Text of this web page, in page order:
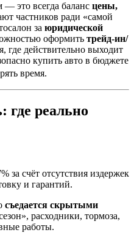
это всегда баланс цены,
частников ради «самой
за юридической
оформить трейд-ин/
где действительно выходит
купить авто в бюджете
время.
где реально
за счёт отсутствия издержек
и гарантий.
съедается скрытыми
расходники, тормоза,
работы.